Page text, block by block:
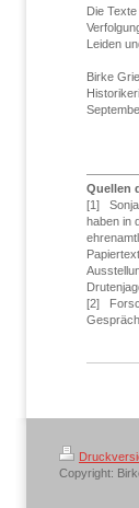
Die
Leiden
Birke
Quellen
[1] Sonja
haben in
[2]
Copyright: